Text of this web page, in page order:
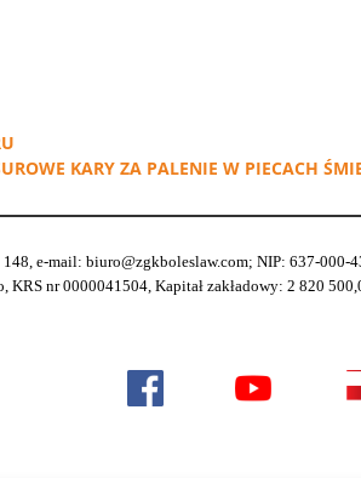
KARY ZA PALENIE W PIECACH
e-mail: biuro@zgkboleslaw.com; NIP: 637-000-
nr 0000041504, Kapitał zakładowy: 2 820